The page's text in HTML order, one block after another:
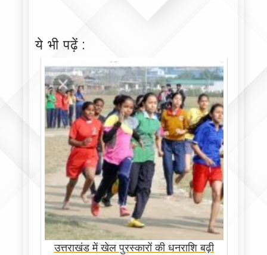
ये भी पढ़ें :
उत्तराखंड में खेल पुरस्कारों की धनराशि बढ़ी